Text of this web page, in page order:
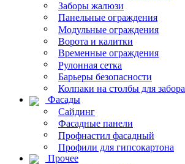
Заборы жалюзи
Панельные ограждения
Модульные ограждения
Ворота и калитки
Временные ограждения
Рулонная сетка
Барьеры безопасности
Колпаки на столбы для забора
Фасады
Сайдинг
Фасадные панели
Профнастил фасадный
Профили для гипсокартона
Прочее